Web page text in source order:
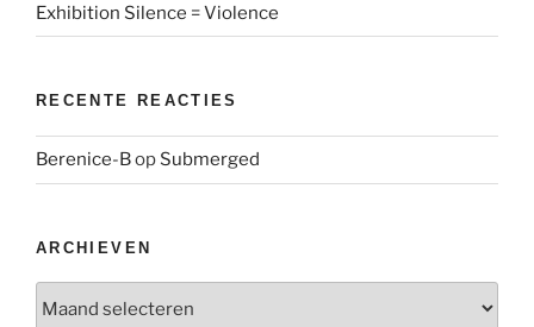
Exhibition Silence = Violence
RECENTE REACTIES
Berenice-Bop Submerged
ARCHIEVEN